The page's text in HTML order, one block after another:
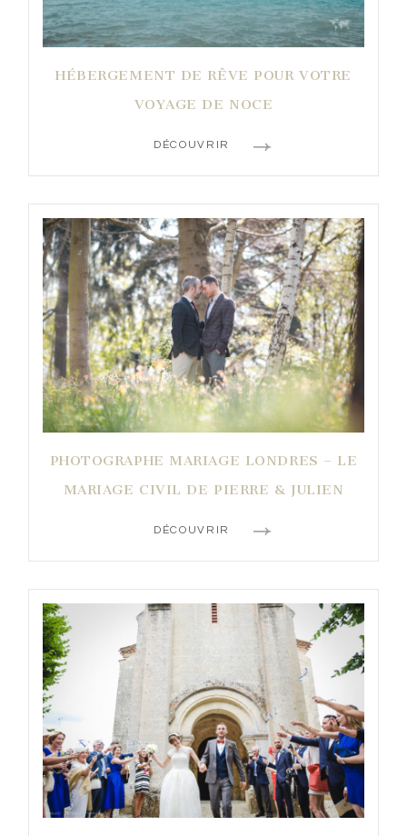
HÉBERGEMENT DE RÊVE POUR VOTRE
VOYAGE DE NOCE
DÉCOUVRIR
PHOTOGRAPHE MARIAGE LONDRES – LE
MARIAGE CIVIL DE PIERRE & JULIEN
DÉCOUVRIR